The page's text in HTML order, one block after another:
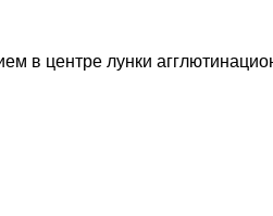
в центре лунки